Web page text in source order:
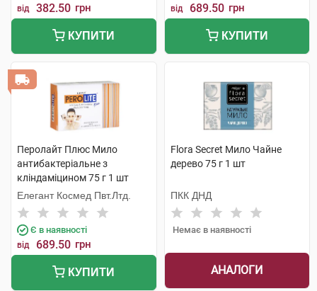
від 382.50 грн
КУПИТИ
від 689.50 грн
КУПИТИ
Перолайт Плюс Мило
антибактеріальне з
кліндаміцином 75 г 1 шт
Елегант Космед Пвт.Лтд.
Є в наявності
від 689.50 грн
КУПИТИ
Flora Secret Мило Чайне
дерево 75 г 1 шт
ПКК ДНД
Немає в наявності
АНАЛОГИ